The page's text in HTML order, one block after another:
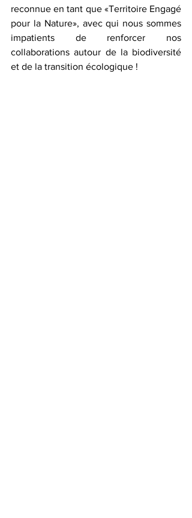
reconnue en tant que «Territoire Engagé
pour la Nature», avec qui nous sommes
impatients de renforcer nos
collaborations autour de la biodiversité
et de la transition écologique !